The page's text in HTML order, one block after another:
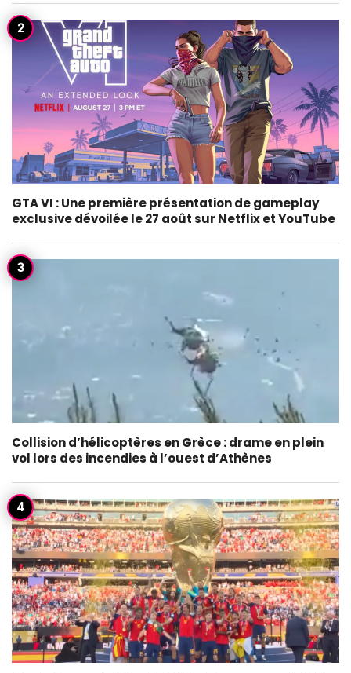
GTA VI : Une première présentation de gameplay
exclusive dévoilée le 27 août sur Netflix et YouTube
Collision d’hélicoptères en Grèce : drame en plein
vol lors des incendies à l’ouest d’Athènes